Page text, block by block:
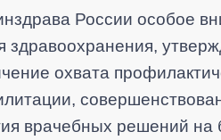
России особое
здравоохранения,
охвата
врачебных решений на